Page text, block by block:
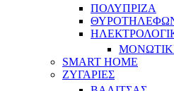
ΠΟΛΥΠΡΙΖΑ
SMART HOME
ΖΥΓΑΡΙΕΣ